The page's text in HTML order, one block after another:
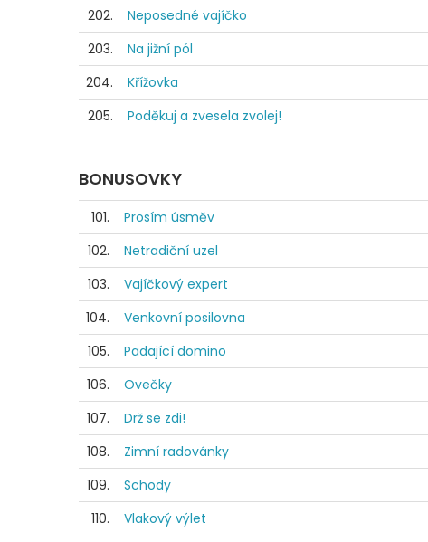
202.
Neposedné vajíčko
203.
Na jižní pól
204.
Křížovka
205.
Poděkuj a zvesela zvolej!
BONUSOVKY
101. Prosím úsměv
102.
Netradiční uzel
103.
Vajíčkový expert
104.
Venkovní posilovna
105.
Padající domino
106.
Ovečky
107.
Drž se zdi!
108.
Zimní radovánky
109.
Schody
110.
Vlakový výlet